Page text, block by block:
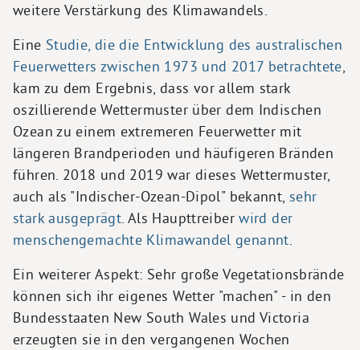
weitere Verstärkung des Klimawandels.
Eine Studie, die die Entwicklung des australischen
Feuerwetters zwischen 1973 und 2017 betrachtete,
kam zu dem Ergebnis, dass vor allem stark
oszillierende Wettermuster über dem Indischen
Ozean zu einem extremeren Feuerwetter mit
längeren Brandperioden und häufigeren Bränden
führen. 2018 und 2019 war dieses Wettermuster,
auch als "Indischer-Ozean-Dipol" bekannt, sehr
stark ausgeprägt. Als Haupttreiberwird der
menschengemachte Klimawandel genannt.
Ein weiterer Aspekt: Sehr große Vegetationsbrände
können sich ihr eigenes Wetter "machen" - in den
Bundesstaaten New South Wales und Victoria
erzeugten sie in den vergangenen Wochen